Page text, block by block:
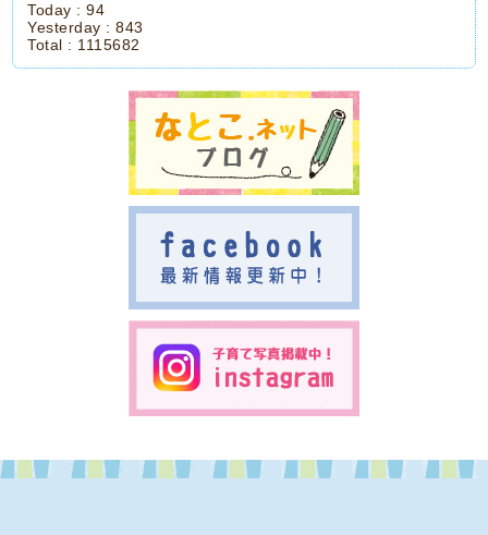
Today :94
Yesterday :843
Total : 1115682